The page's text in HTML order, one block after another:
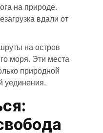
на природе.
вдали от
на остров
моря. Эти места
природной
уединения.